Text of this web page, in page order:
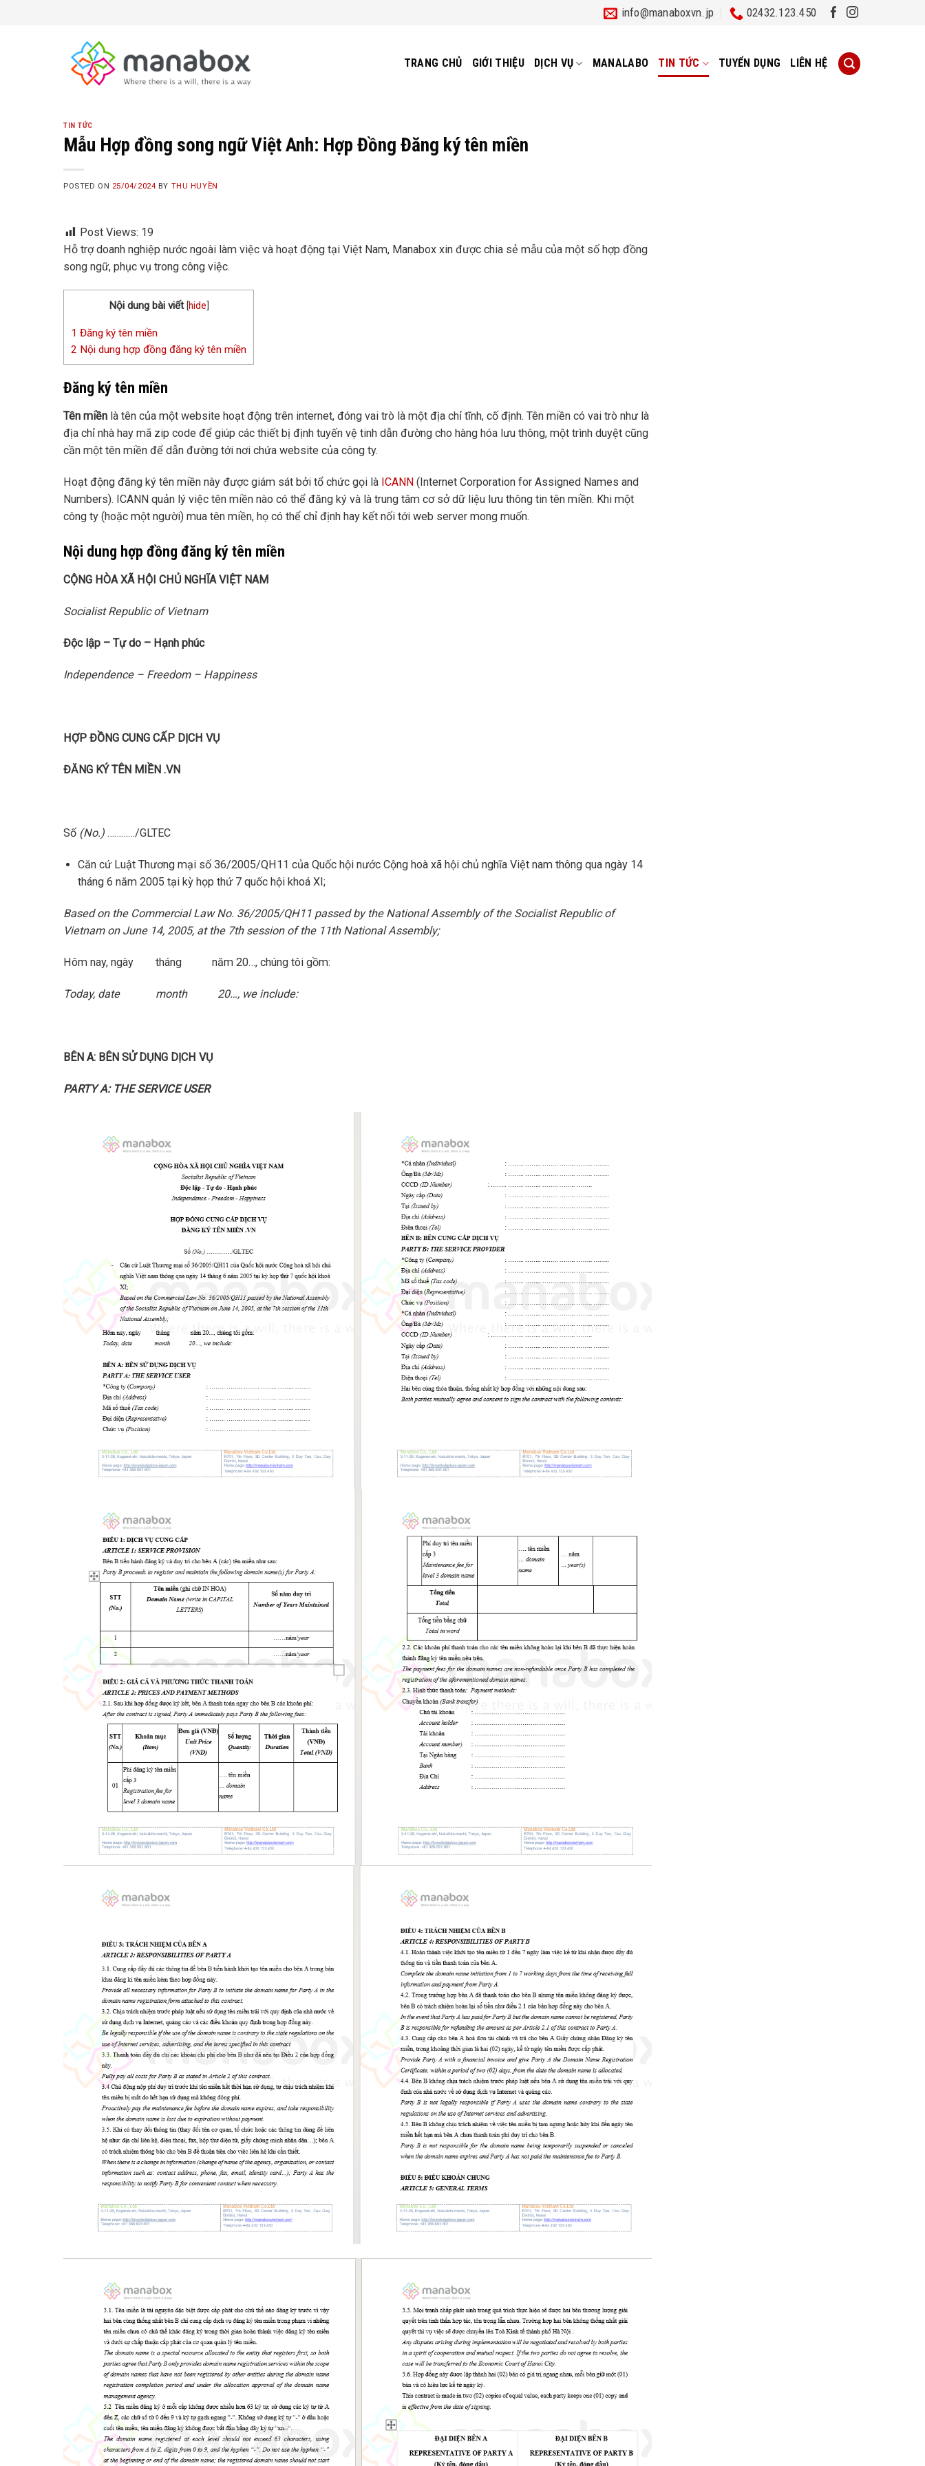
info@manaboxvn.jp 02432.123.450
TRANG CHỦ GIỚI THIỆU DỊCH VỤ MANALABO TIN TỨC TUYỂN DỤNG LIÊN HỆ
TIN TỨC
Mẫu Hợp đồng song ngữ Việt Anh: Hợp Đồng Đăng ký tên miền
POSTED ON 25/04/2024 BY THU HUYỀN
Post Views: 19
Hỗ trợ doanh nghiệp nước ngoài làm việc và hoạt động tại Việt Nam, Manabox xin được chia sẻ mẫu của một số hợp đồng
song ngữ, phục vụ trong công việc.
Nội dung bài viết [hide
1 Đăng ký tên miền
2 Nội dung hợp đồng đăng ký tên miền
Đăng ký tên miền
Tên miền là tên của một website hoạt động trên internet, đóng vai trò là một địa chỉ tĩnh, cố định. Tên miền có vai trò như là
địa chỉ nhà hay mã zip code để giúp các thiết bị định tuyến vệ tinh dẫn đường cho hàng hóa lưu thông, một trình duyệt cũng
cần một tên miền để dẫn đường tới nơi chứa website của công ty.
Hoạt động đăng ký tên miền này được giám sát bởi tổ chức gọi là ICANN (Internet Corporation for Assigned Names and
Numbers). ICANN quản lý việc tên miền nào có thể đăng ký và là trung tâm cơ sở dữ liệu lưu thông tin tên miền. Khi một
công ty (hoặc một người) mua tên miền, họ có thể chỉ định hay kết nối tới web server mong muốn.
Nội dung hợp đồng đăng ký tên miền
CỘNG HÒA XÃ HỘI CHỦ NGHĨA VIỆT NAM
Socialist Republic of Vietnam
Độc lập – Tự do – Hạnh phúc
Independence – Freedom – Happiness
HỢP ĐỒNG CUNG CẤP DỊCH VỤ
ĐĂNG KÝ TÊN MIỀN .VN
Số (No.) …………/GLTEC
Căn cứ Luật Thương mại số 36/2005/QH11 của Quốc hội nước Cộng hoà xã hội chủ nghĩa Việt nam thông qua ngày 14
tháng 6 năm 2005 tại kỳ họp thứ 7 quốc hội khoá XI;
Based on the Commercial Law No. 36/2005/QH11 passed by the National Assembly of the Socialist Republic of
Vietnam on June 14, 2005, at the 7th session of the 11th National Assembly;
Hôm nay, ngày tháng năm 20…, chúng tôi gồm:
Today, date month 20…, we include:
BÊN A: BÊN SỬ DỤNG DỊCH VỤ
PARTY A: THE SERVICE USER